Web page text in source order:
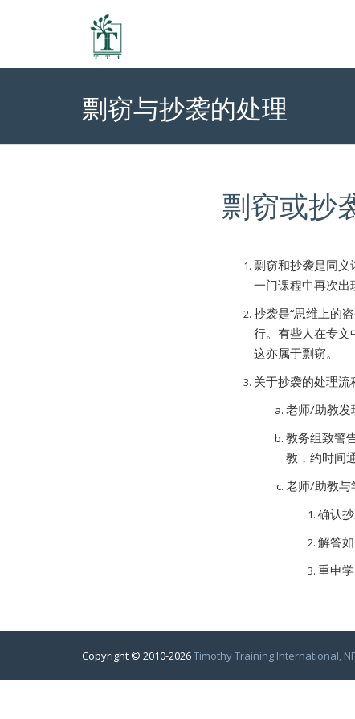
剽窃与抄袭的处理
剽窃或抄
剽窃和抄袭是同义
一门课程中再次出
抄袭是“思维上的
行。有些人在专文
这亦属于剽窃。
关于抄袭的处理流
老师/助教发
教务组致警
教，约时间
老师/助教与
确认
解答
重申
Copyright © 2010-2026Timothy Training International,